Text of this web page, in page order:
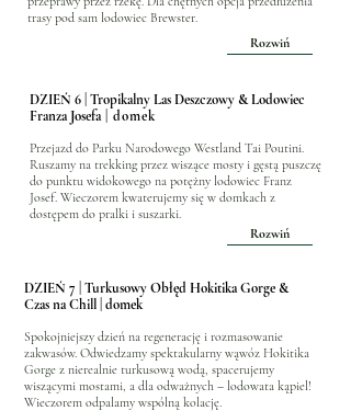
trasy pod sam lodowiec Brewster.
Rozwiń
DZIEŃ 6 | Tropikalny Las Deszczowy & Lodowiec
Franza Josefa| domek
Przejazd do Parku Narodowego Westland Tai Poutini.
Ruszamy na trekking przez wiszące mosty i gęstą puszczę
do punktu widokowego na potężny lodowiec Franz
Josef. Wieczorem kwaterujemy się w domkach z
dostępem do pralki i suszarki.
Rozwiń
DZIEŃ 7 | Turkusowy Obłęd Hokitika Gorge &
Czas na Chill | domek
Spokojniejszy dzień na regenerację i rozmasowanie
zakwasów. Odwiedzamy spektakularny wąwóz Hokitika
Gorge z nierealnie turkusową wodą, spacerujemy
wiszącymi mostami, a dla odważnych – lodowata kąpiel!
Wieczorem odpalamy wspólną kolację.